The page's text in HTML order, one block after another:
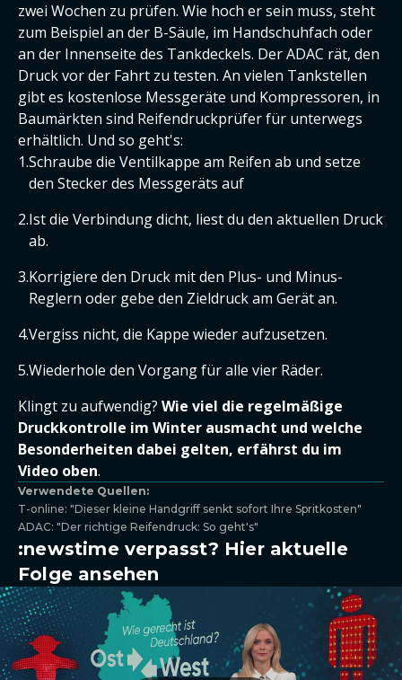
zwei Wochen zu prüfen. Wie hoch er sein muss, steht
zum Beispiel an der B-Säule, im Handschuhfach oder
an der Innenseite des Tankdeckels. Der ADAC rät, den
Druck vor der Fahrt zu testen. An vielen Tankstellen
gibt es kostenlose Messgeräte und Kompressoren, in
Baumärkten sind Reifendruckprüfer für unterwegs
erhältlich. Und so geht's:
Schraube die Ventilkappe am Reifen ab und setze
den Stecker des Messgeräts auf
Ist die Verbindung dicht, liest du den aktuellen Druck
ab.
Korrigiere den Druck mit den Plus- und Minus-
Reglern oder gebe den Zieldruck am Gerät an.
Vergiss nicht, die Kappe wieder aufzusetzen.
Wiederhole den Vorgang für alle vier Räder.
Klingt zu aufwendig? Wie viel die regelmäßige
Druckkontrolle im Winter ausmacht und welche
Besonderheiten dabei gelten, erfährst du im
Video oben.
Verwendete Quellen:
T-online: "Dieser kleine Handgriff senkt sofort Ihre Spritkosten"
ADAC: "Der richtige Reifendruck: So geht's"
:newstime verpasst? Hier aktuelle
Folge ansehen